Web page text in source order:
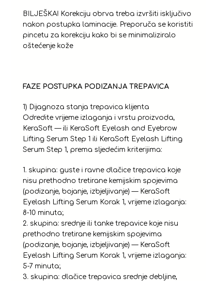
BILJEŠKA! Korekciju obrva treba izvršiti isključivo
nakon postupka laminacije. Preporuča se koristiti
pincetu za korekciju kako bi se minimaliziralo
oštećenje kože
FAZE POSTUPKA PODIZANJA TREPAVICA
1) Dijagnoza stanja trepavica klijenta
Odredite vrijeme izlaganja i vrstu proizvoda,
KeraSoft — ili KeraSoft Eyelash and Eyebrow
Lifting Serum Step 1 ili KeraSoft Eyelash Lifting
Serum Step 1, prema sljedećim kriterijima:
1. skupina: guste i ravne dlačice trepavica koje
nisu prethodno tretirane kemijskim spojevima
(podizanje, bojanje, izbjeljivanje) — KeraSoft
Eyelash Lifting Serum Korak 1, vrijeme izlaganja:
8-10 minuta;
2. skupina: srednje ili tanke trepavice koje nisu
prethodno tretirane kemijskim spojevima
(podizanje, bojanje, izbjeljivanje) — KeraSoft
Eyelash Lifting Serum Korak 1, vrijeme izlaganja:
5-7 minuta;
3. skupina: dlačice trepavica srednje debljine,